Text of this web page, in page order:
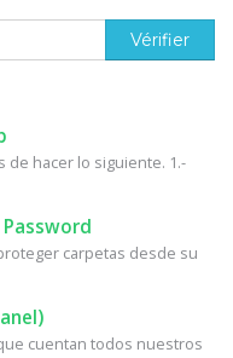
de hacer lo siguiente. 1.-
carpetas desde su
cuentan todos nuestros